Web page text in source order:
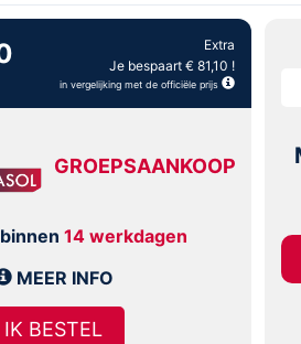
Extra
Je bespaart € 81,10 !
in vergelijking met de officiële prijs
GROEPSAANKOOP
14 werkdagen
MEER INFO
IK BESTEL